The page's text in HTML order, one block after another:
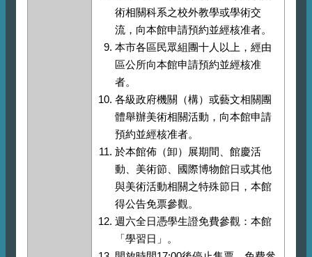
術相關科系之校外教學或學術交
流，向本館申請預約並經核准者。
本市各區民眾組團十人以上，經由
區公所向本館申請預約並經核准
者。
各級政府機關（構）或藝文相關團
體舉辦美術相關活動，向本館申請
預約並經核准者。
於本館佈（卸）展期間、館慶活
動、美術節、國際博物館日或其他
與美術活動相關之特殊節日，本館
得公告免票參觀。
週六全日憑學生證免費參觀：本館
「學習日」。